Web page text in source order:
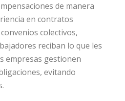
de manera
en contratos
colectivos,
reciban lo que les
empresas gestionen
evitando